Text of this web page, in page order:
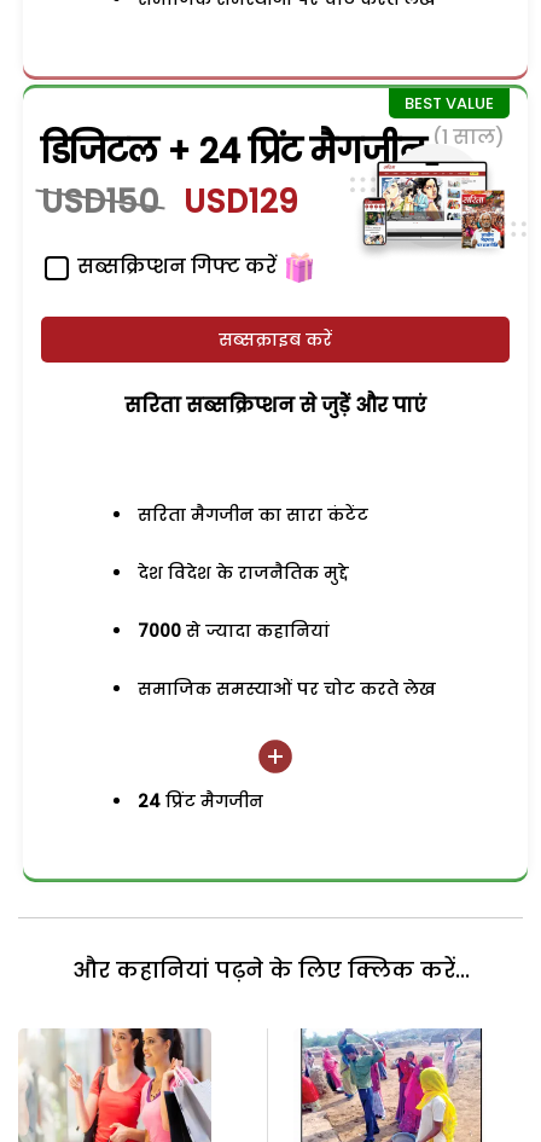
डिजिटल + 24 प्रिंट मैगजीन (1 साल)
USD150 USD129
सब्सक्रिप्शन गिफ्ट करें
सब्सक्राइब करें
सरिता सब्सक्रिप्शन से जुड़ेें और पाएं
सरिता मैगजीन का सारा कंटेंट
देश विदेश के राजनैतिक मुद्दे
7000 से ज्यादा कहानियां
समाजिक समस्याओं पर चोट करते लेख
24 प्रिंट मैगजीन
और कहानियां पढ़ने के लिए क्लिक करें...